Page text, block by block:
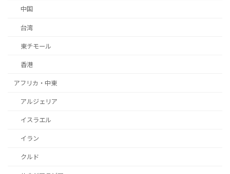
中国
台湾
東チモール
香港
アフリカ・中東
アルジェリア
イスラエル
イラン
クルド